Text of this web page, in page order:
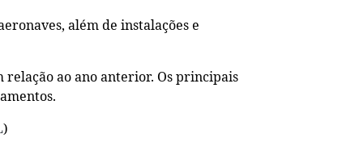
além de instalações e
relação ao ano anterior. Os principais
)